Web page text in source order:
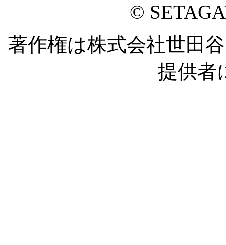
©
著作権は株式会社世田
提供者